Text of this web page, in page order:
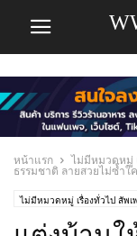
หน้าแรก ไม่มีหมวดหมู่
ธรรมชาติ ลายสวยไม่ซ้ำใ
ไม่มีหมวดหมู่ เรื่องทั่วไป สัพเ